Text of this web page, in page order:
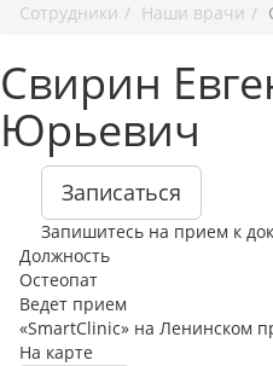
Сотрудники
Наши врачи
Свирин
Юрьевич
Записаться
Запишитесь на прием к
Должность
Остеопат
Ведет прием
«SmartClinic» на Ленинском
На карте